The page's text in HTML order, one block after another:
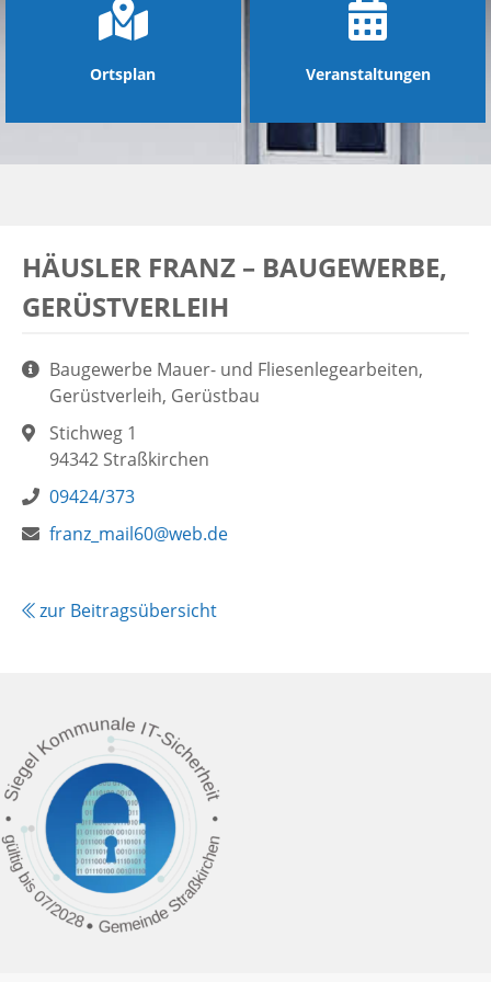
Ortsplan Veranstaltungen
HÄUSLER FRANZ – BAUGEWERBE,
GERÜSTVERLEIH
Aufgaben:
Baugewerbe Mauer- und Fliesenlegearbeiten,
Gerüstverleih, Gerüstbau
Adresse:
Stichweg 1
94342 Straßkirchen
Telefon:
09424/373
E-
Webseite:
franz_mail60@web.de
zur Beitragsübersicht